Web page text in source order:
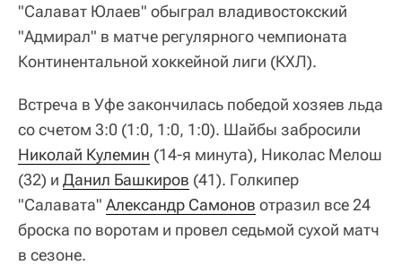
"Салават Юлаев" обыграл владивостокский
"Адмирал" в матче регулярного чемпионата
Континентальной хоккейной лиги (КХЛ).
Встреча в Уфе закончилась победой хозяев льда
со счетом 3:0 (1:0, 1:0, 1:0). Шайбы забросили
Николай Кулемин (14-я минута), Николас Мелош
(32) и Данил Башкиров (41). Голкипер
"Салавата" Александр Самонов отразил все 24
броска по воротам и провел седьмой сухой матч
в сезоне.